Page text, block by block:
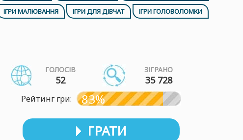
ІГРИ МАЛЮВАННЯ ІГРИ ДЛЯ ДІВЧАТ ІГРИ ГОЛОВОЛОМКИ
ГОЛОСІВ
52
ЗІГРАНО
35 728
Рейтинг гри: 83%
ГРАТИ